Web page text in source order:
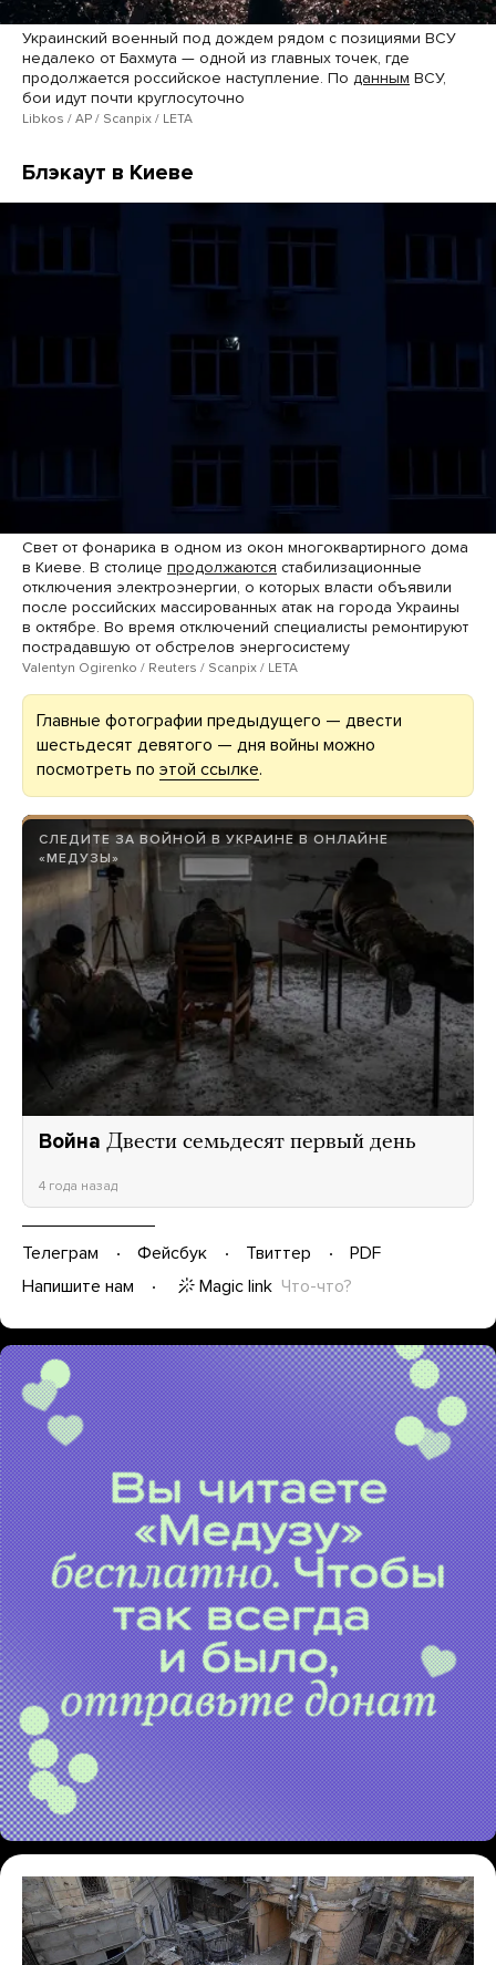
Украинский военный под дождем рядом с позициями ВСУ
недалеко от Бахмута — одной из главных точек, где
продолжается российское наступление. По данным ВСУ,
бои идут почти круглосуточно
Libkos / AP / Scanpix / LETA
Блэкаут в Киеве
Свет от фонарика в одном из окон многоквартирного дома
в Киеве. В столице продолжаются стабилизационные
отключения электроэнергии, о которых власти объявили
после российских массированных атак на города Украины
в октябре. Во время отключений специалисты ремонтируют
пострадавшую от обстрелов энергосистему
Valentyn Ogirenko / Reuters / Scanpix / LETA
Главные фотографии предыдущего — двести
шестьдесят девятого — дня войны можно
посмотреть по этой ссылке.
СЛЕДИТЕ ЗА ВОЙНОЙ В УКРАИНЕ В ОНЛАЙНЕ
«МЕДУЗЫ»
Война Двести семьдесят первый день
4 года назад
Телеграм Фейсбук Твиттер
PDF
Напишите нам
Magic link Что-что?